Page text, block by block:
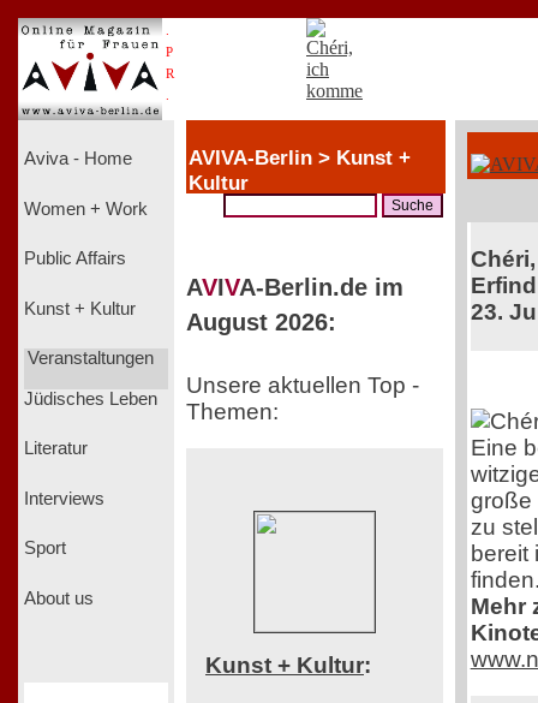
P
R
Aviva - Home
Women + Work
Public Affairs
Kunst + Kultur
Veranstaltungen
Jüdisches Leben
Literatur
Interviews
Sport
About us
AVIVA-Berlin > Kunst +
Kultur
AVIVA-Berlin.de im
August 2026:
Unsere aktuellen Top -
Themen:
Kunst + Kultur:
23.
Eine
große
zu
bereit
Mehr